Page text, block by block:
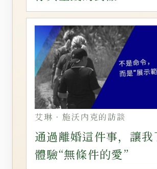
艾琳‧施沃内克的訪談
通過離婚這件事，讓我
體驗“無條件的愛”